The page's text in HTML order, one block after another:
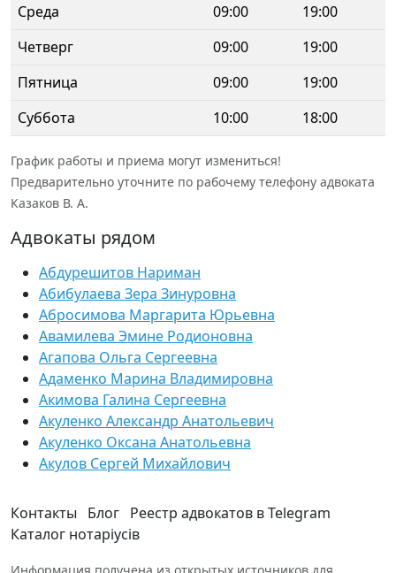
Среда
09:00
19:00
Четверг
09:00
19:00
Пятница
09:00
19:00
Суббота
10:00 18:00
График работы и приема могут измениться!
Предварительно уточните по рабочему телефону адвоката
Казаков В. А.
Адвокаты рядом
Абдурешитов Нариман
Абибулаева Зера Зинуровна
Абросимова Маргарита Юрьевна
Авамилева Эмине Родионовна
Агапова Ольга Сергеевна
Адаменко Марина Владимировна
Акимова Галина Сергеевна
Акуленко Александр Анатольевич
Акуленко Оксана Анатольевна
Акулов Сергей Михайлович
Контакты Блог Реестр адвокатов в Telegram
Каталог нотаріусів